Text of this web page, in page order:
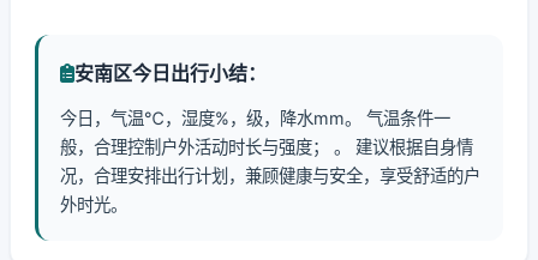
安南区今日出行小结：
今日，气温℃，湿度%，级，降水mm。 气温条件一
般，合理控制户外活动时长与强度； 。 建议根据自身情
况，合理安排出行计划，兼顾健康与安全，享受舒适的户
外时光。